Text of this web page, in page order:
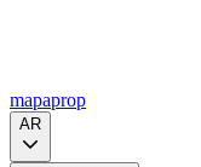
mapaprop
AR